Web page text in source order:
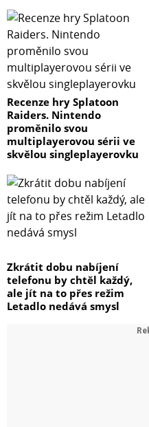
Recenze hry Splatoon
Raiders. Nintendo
proměnilo svou
multiplayerovou sérii ve
skvělou singleplayerovku
Zkrátit dobu nabíjení
telefonu by chtěl každý,
ale jít na to přes režim
Letadlo nedává smysl